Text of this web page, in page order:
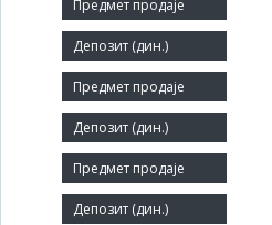
Правни статус:
ДОО
Делатност:
Друмски превоз терета
Матични број:
08247790